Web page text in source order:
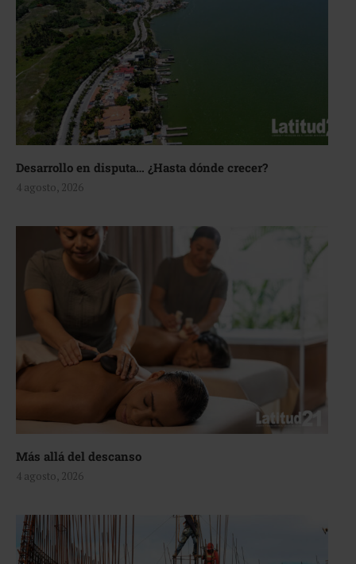
Desarrollo en disputa… ¿Hasta dónde crecer?
4 agosto, 2026
Más allá del descanso
4 agosto, 2026